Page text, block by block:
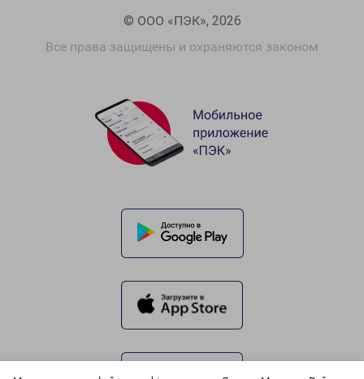
© ООО «ПЭК», 2026
Все права защищены и охраняются законом